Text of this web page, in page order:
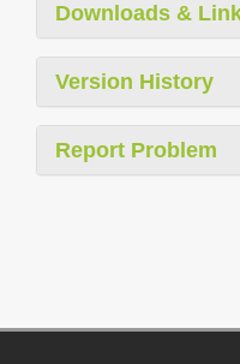
Downloads &
Version History
Report Problem